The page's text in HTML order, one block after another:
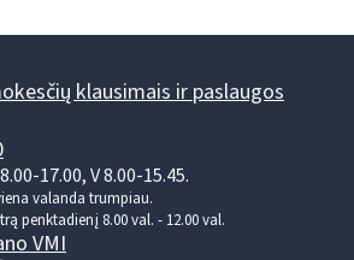
klausimais ir paslaugos
17.00, V 8.00-15.45.
valanda trumpiau.
penktadienį 8.00 val. - 12.00 val.
VMI